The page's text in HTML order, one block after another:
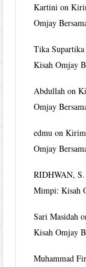
Kartini on
Omjay
Tika Supartika
Kisah Omjay
Abdullah on
Omjay
edmu on
Omjay
RIDHWAN, S.
Mimpi: Kisah
Sari Masidah
Kisah Omjay
Muhammad